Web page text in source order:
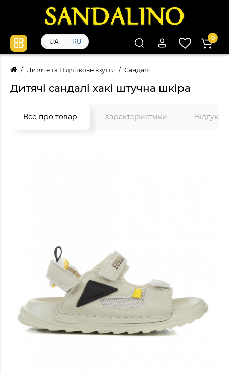
UA RU 0
Дитяче та Підліткове взуття Сандалі
Дитячі сандалі хакі штучна шкіра
Все про товар Характеристики Відгуки